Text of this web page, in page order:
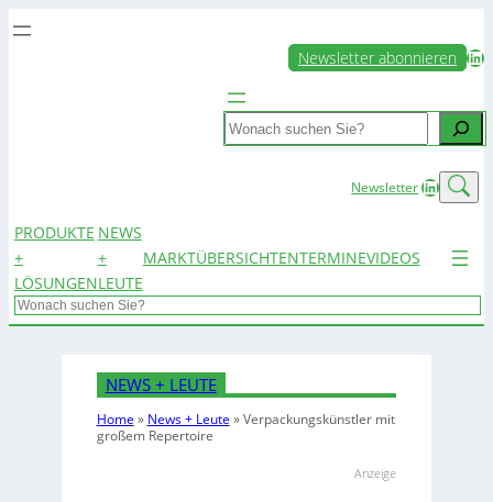
Newsletter abonnieren LinkedIn
Search
NewsletterLinkedIn
PRODUKTE
+
LÖSUNGEN
NEWS
+
LEUTE
MARKTÜBERSICHTENTERMINEVIDEOS
Search
NEWS + LEUTE
Home » News + Leute »Verpackungskünstler mit
großem Repertoire
Anzeige